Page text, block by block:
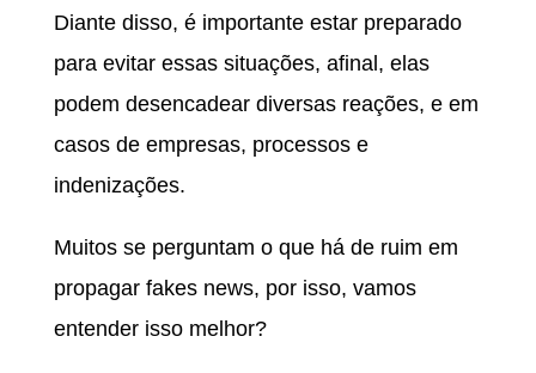
Diante disso, é importante estar preparado
para evitar essas situações, afinal, elas
podem desencadear diversas reações, e em
casos de empresas, processos e
indenizações.
Muitos se perguntam o que há de ruim em
propagar fakes news, por isso, vamos
entender isso melhor?